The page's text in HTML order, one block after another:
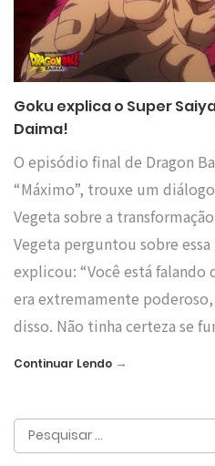
Goku explica o Super
Daima!
O episódio final de Dragon
“Máximo”, trouxe um
Vegeta sobre a
Vegeta perguntou sobre
explicou: “Você está falando
era extremamente
disso. Não tinha certeza se
Continuar Lendo →